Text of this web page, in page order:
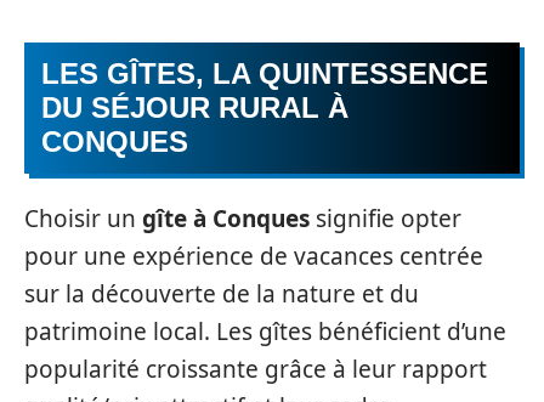
LES GÎTES, LA QUINTESSENCE
DU SÉJOUR RURAL À
CONQUES
Choisir un gîte à Conques signifie opter
pour une expérience de vacances centrée
sur la découverte de la nature et du
patrimoine local. Les gîtes bénéficient d’une
popularité croissante grâce à leur rapport